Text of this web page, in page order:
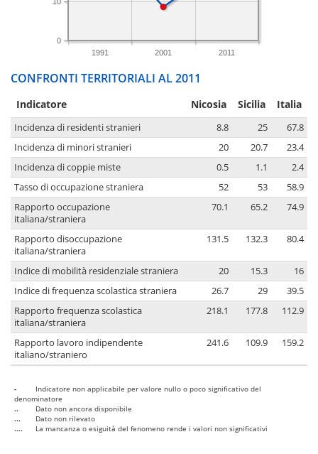
1991 2001 2011
0
CONFRONTI TERRITORIALI AL 2011
Indicatore Nicosia Sicilia Italia
Incidenza di residenti stranieri 8.8 25
67.8
Incidenza di minori stranieri
20 20.7
23.4
Incidenza di coppie miste
0.5 1.1
2.4
Tasso di occupazione straniera
52 53
58.9
Rapporto occupazione
italiana/straniera
70.1 65.2 74.9
Rapporto disoccupazione
italiana/straniera
131.5 132.3 80.4
Indice di mobilità residenziale straniera 20 15.3
16
Indice di frequenza scolastica straniera
26.7 29
39.5
Rapporto frequenza scolastica
italiana/straniera
218.1 177.8 112.9
Rapporto lavoro indipendente
italiano/straniero
241.6 109.9 159.2
-
Indicatore non applicabile per valore nullo o poco significativo del
denominatore
..
Dato non ancora disponibile
...
Dato non rilevato
....
La mancanza o esiguità del fenomeno rende i valori non significativi